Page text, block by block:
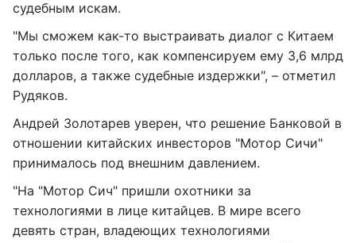
судебным искам.
"Мы сможем как-то выстраивать диалог с Китаем
только после того, как компенсируем ему 3,6 млрд
долларов, а также судебные издержки", – отметил
Рудяков.
Андрей Золотарев уверен, что решение Банковой в
отношении китайских инвесторов "Мотор Сичи"
принималось под внешним давлением.
"На "Мотор Сич" пришли охотники за
технологиями в лице китайцев. В мире всего
девять стран, владеющих технологиями